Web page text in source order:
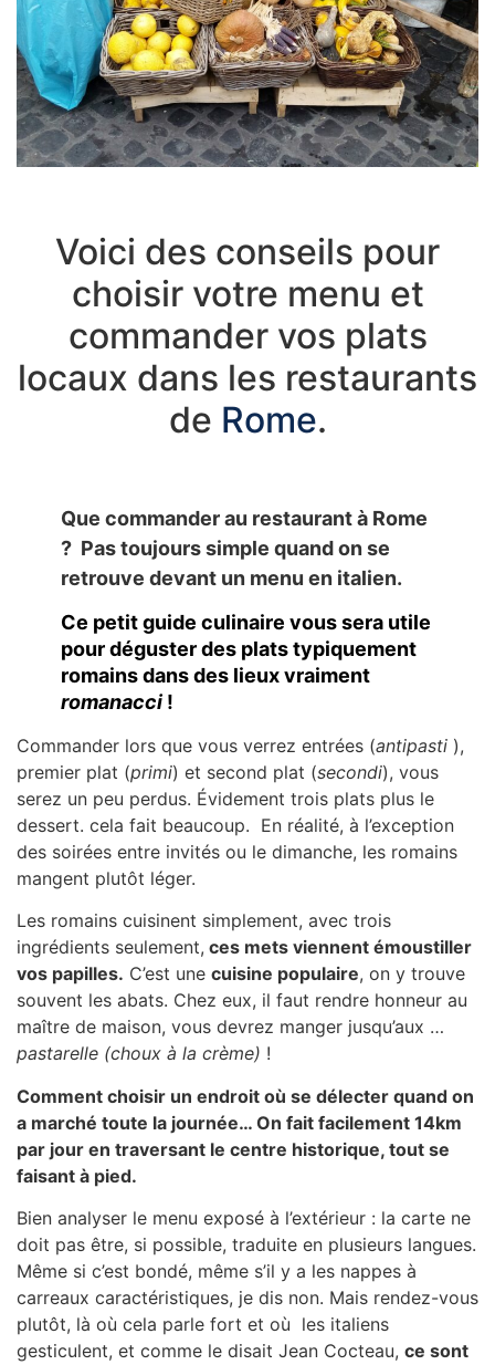
Voici des conseils pour
choisir votre menu et
commander vos plats
locaux dans les restaurants
de Rome.
Que commander au restaurant à Rome
? Pas toujours simple quand on se
retrouve devant un menu en italien.
Ce petit guide culinaire vous sera utile
pour déguster des plats typiquement
romains dans des lieux vraiment
romanacci !
Commander lors que vous verrez entrées (antipasti ),
premier plat (primi) et second plat (secondi), vous
serez un peu perdus. Évidement trois plats plus le
dessert. cela fait beaucoup. En réalité, à l’exception
des soirées entre invités ou le dimanche, les romains
mangent plutôt léger.
Les romains cuisinent simplement, avec trois
ingrédients seulement, ces mets viennent émoustiller
vos papilles. C’est une cuisine populaire, on y trouve
souvent les abats. Chez eux, il faut rendre honneur au
maître de maison, vous devrez manger jusqu’aux …
pastarelle (choux à la crème) !
Comment choisir un endroit où se délecter quand on
a marché toute la journée… On fait facilement 14km
par jour en traversant le centre historique, tout se
faisant à pied.
Bien analyser le menu exposé à l’extérieur : la carte ne
doit pas être, si possible, traduite en plusieurs langues.
Même si c’est bondé, même s’il y a les nappes à
carreaux caractéristiques, je dis non. Mais rendez-vous
plutôt, là où cela parle fort et où les italiens
gesticulent, et comme le disait Jean Cocteau, ce sont